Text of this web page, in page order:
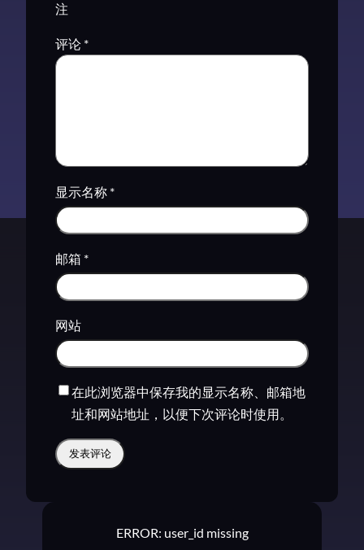
注
评论 *
显示名称 *
邮箱 *
网站
在此浏览器中保存我的显示名称、邮箱地
址和网站地址，以便下次评论时使用。
ERROR: user_id missing